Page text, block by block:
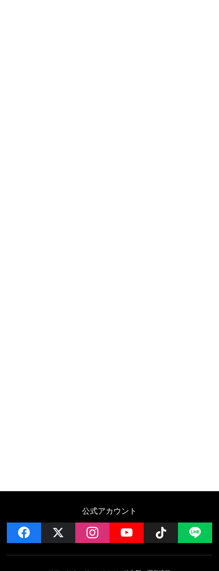
公式アカウント
facebook instagramYouTube Follow